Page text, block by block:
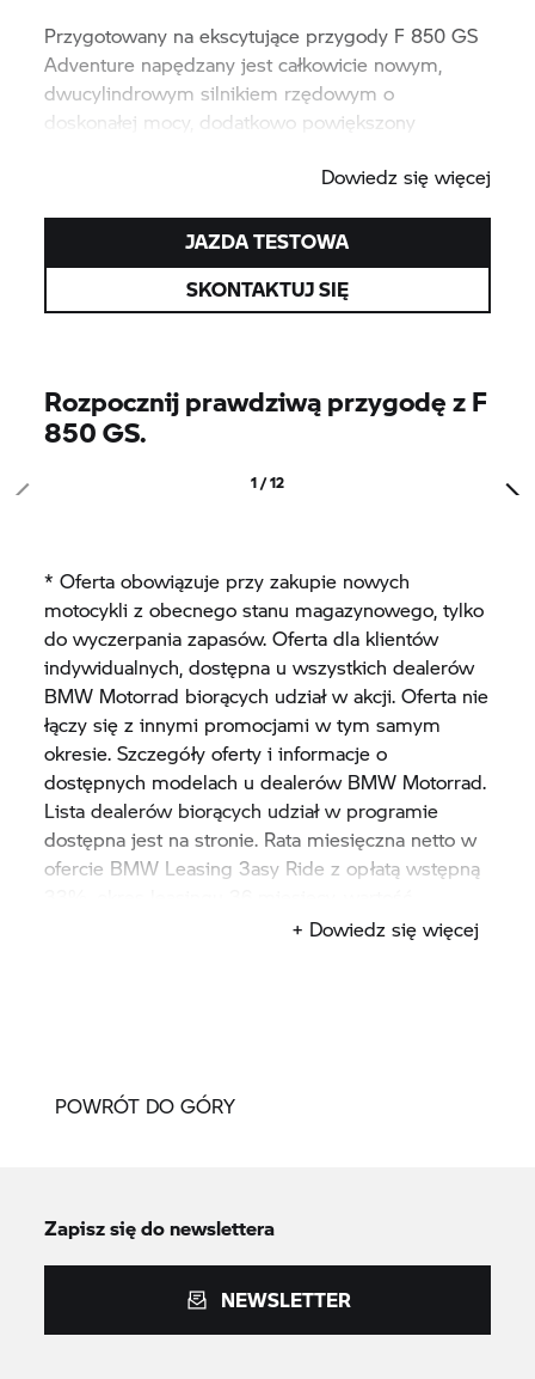
Przygotowany na ekscytujące przygody F 850 GS
Adventure napędzany jest całkowicie nowym,
dwucylindrowym silnikiem rzędowym o
doskonałej mocy, dodatkowo powiększony
Dowiedz się więcej
JAZDA TESTOWA
SKONTAKTUJ SIĘ
Rozpocznij prawdziwą przygodę z F
850 GS.
1 / 12
* Oferta obowiązuje przy zakupie nowych
motocykli z obecnego stanu magazynowego, tylko
do wyczerpania zapasów. Oferta dla klientów
indywidualnych, dostępna u wszystkich dealerów
BMW Motorrad biorących udział w akcji. Oferta nie
łączy się z innymi promocjami w tym samym
okresie. Szczegóły oferty i informacje o
dostępnych modelach u dealerów BMW Motorrad.
Lista dealerów biorących udział w programie
dostępna jest na stronie. Rata miesięczna netto w
ofercie BMW Leasing 3asy Ride z opłatą wstępną
końcowa 33%. Szczegóły oferty u Dealerów BMW.
+ Dowiedz się więcej
POWRÓT DO GÓRY
Zapisz się do newslettera
NEWSLETTER